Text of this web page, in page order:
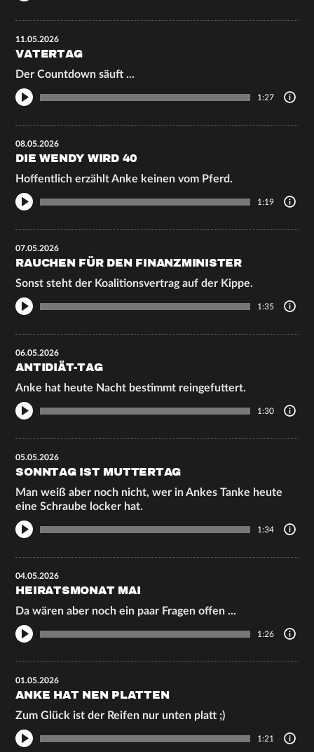
11.05.2026
VATERTAG
Der Countdown säuft ...
1:27
08.05.2026
DIE WENDY WIRD 40
Hoffentlich erzählt Anke keinen vom Pferd.
1:19
07.05.2026
RAUCHEN FÜR DEN FINANZMINISTER
Sonst steht der Koalitionsvertrag auf der Kippe.
1:35
06.05.2026
ANTIDIÄT-TAG
Anke hat heute Nacht bestimmt reingefuttert.
1:30
05.05.2026
SONNTAG IST MUTTERTAG
Man weiß aber noch nicht, wer in Ankes Tanke heute
eine Schraube locker hat.
1:34
04.05.2026
HEIRATSMONAT MAI
Da wären aber noch ein paar Fragen offen ...
1:26
01.05.2026
ANKE HAT NEN PLATTEN
Zum Glück ist der Reifen nur unten platt ;)
1:21